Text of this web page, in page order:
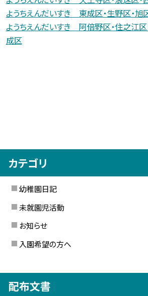
ようちえんだいすき 東成区・生野区・旭
ようちえんだいすき 阿倍野区・住之江区
成区
カテゴリ
幼稚園日記
未就園児活動
お知らせ
入園希望の方へ
配布文書